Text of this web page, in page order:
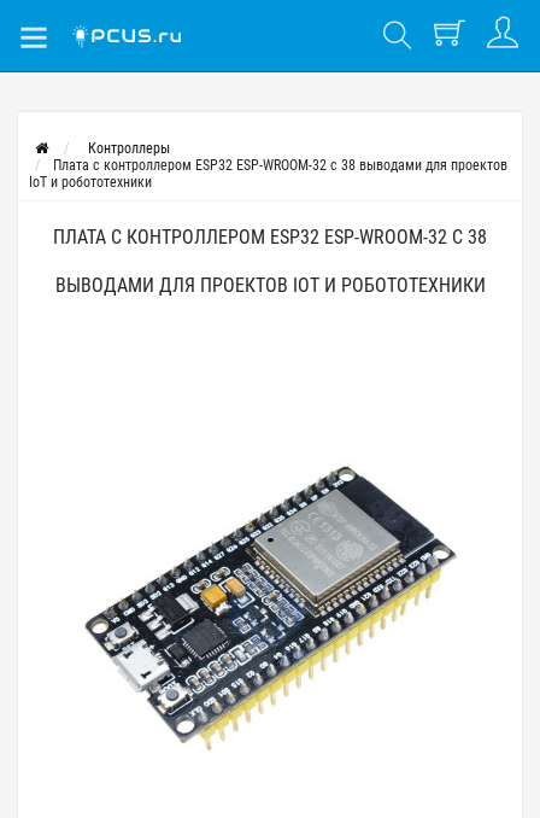
Контроллеры
Плата с контроллером ESP32 ESP-WROOM-32 с 38 выводами для проектов
IoT и робототехники
ПЛАТА С КОНТРОЛЛЕРОМ ESP32 ESP-WROOM-32 С 38
ВЫВОДАМИ ДЛЯ ПРОЕКТОВ IOT И РОБОТОТЕХНИКИ